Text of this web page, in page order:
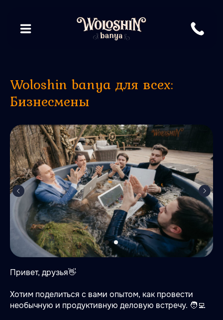
Woloshin banya для всех:
Бизнесмены
Привет, друзья👋
Хотим поделиться с вами опытом, как провести
необычную и продуктивную деловую встречу. 🧑‍💻